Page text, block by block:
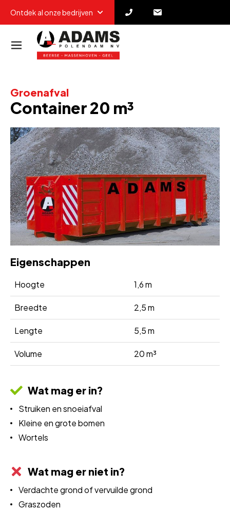
Ontdek al onze bedrijven
Groenafval
Container 20 m³
Eigenschappen
Hoogte 1,6 m
Breedte 2,5 m
Lengte 5,5 m
Volume 20 m³
Wat mag er in?
Struiken en snoeiafval
Kleine en grote bomen
Wortels
Wat mag er niet in?
Verdachte grond of vervuilde grond
Graszoden